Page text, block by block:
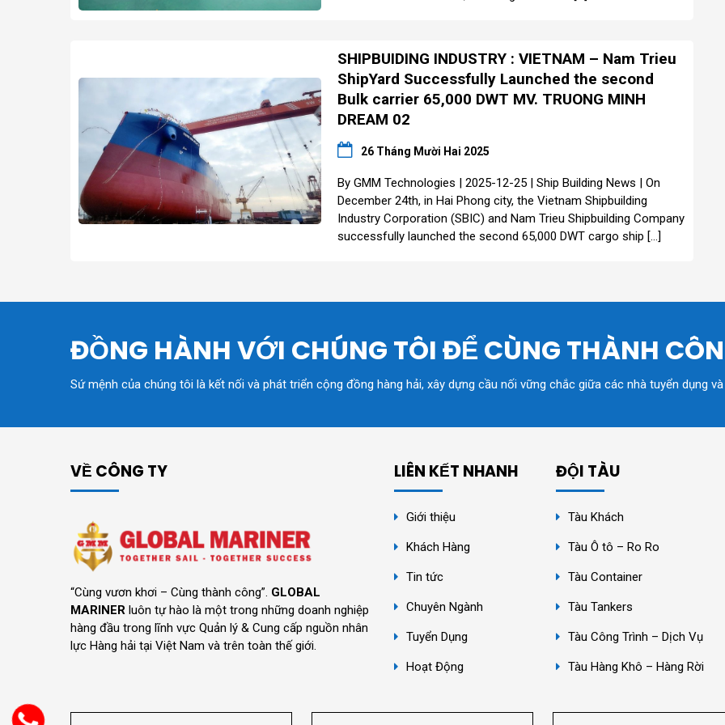
SHIPBUIDING INDUSTRY : VIETNAM – Nam Trieu
ShipYard Successfully Launched the second
Bulk carrier 65,000 DWT MV. TRUONG MINH
DREAM 02
26 Tháng Mười Hai 2025
By GMM Technologies | 2025-12-25 | Ship Building News | On
December 24th, in Hai Phong city, the Vietnam Shipbuilding
Industry Corporation (SBIC) and Nam Trieu Shipbuilding Company
successfully launched the second 65,000 DWT cargo ship […]
ĐỒNG HÀNH VỚI CHÚNG TÔI ĐỂ CÙNG THÀNH
Sứ mệnh của chúng tôi là kết nối và phát triển cộng đồng hàng hải, xây dựng cầu nối vững chắc giữa các nhà tuyển dụng
VỀ CÔNG TY
“Cùng vươn khơi – Cùng thành công”. GLOBAL
MARINER luôn tự hào là một trong những doanh nghiệp
hàng đầu trong lĩnh vực Quản lý & Cung cấp nguồn nhân
lực Hàng hải tại Việt Nam và trên toàn thế giới.
LIÊN KẾT NHANH
Giới thiệu
Khách Hàng
Tin tức
Chuyên Ngành
Tuyển Dụng
Hoạt Động
ĐỘI TÀU
Tàu Khách
Tàu Ô tô – Ro Ro
Tàu Container
Tàu Tankers
Tàu Công Trình – Dịch Vụ
Tàu Hàng Khô – Hàng Rời